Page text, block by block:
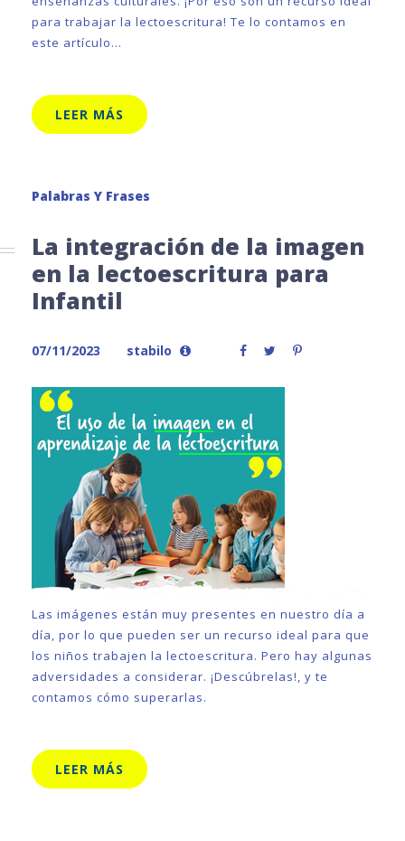
para trabajar la lectoescritura! Te lo contamos en
este artículo…
LEER MÁS
Palabras Y Frases
La integración de la imagen
en la lectoescritura para
Infantil
07/11/2023 stabilo
Las imágenes están muy presentes en nuestro día a
día, por lo que pueden ser un recurso ideal para que
los niños trabajen la lectoescritura. Pero hay algunas
adversidades a considerar. ¡Descúbrelas!, y te
contamos cómo superarlas.
LEER MÁS